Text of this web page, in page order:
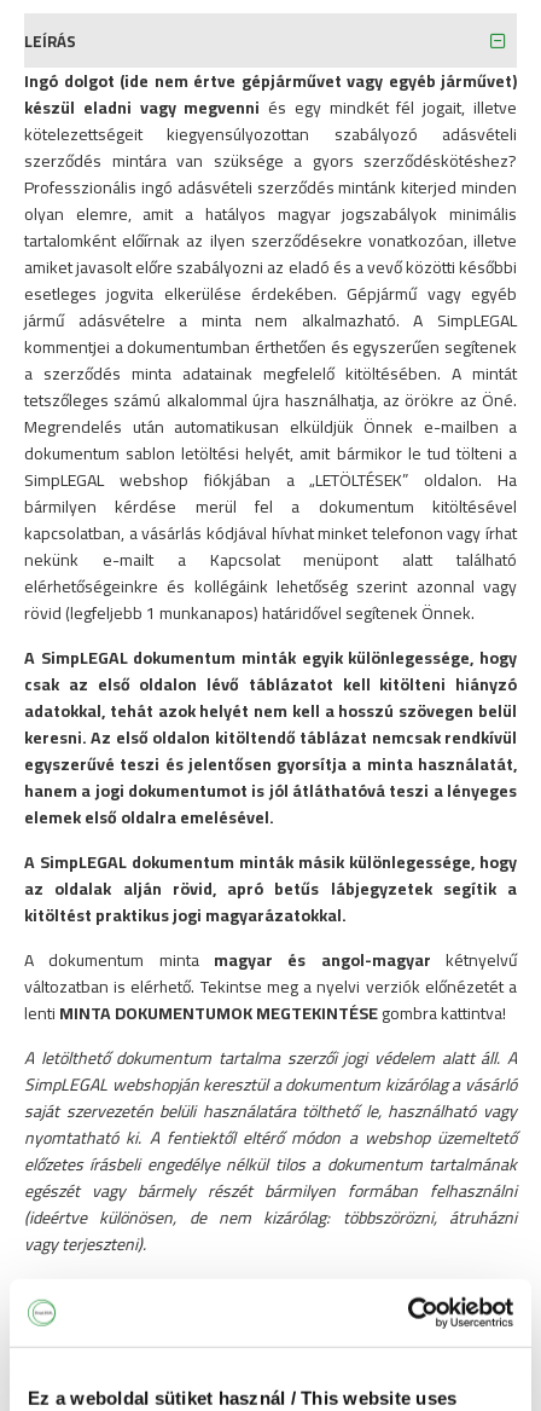
Ez a weboldal sütiket használ / This website uses
LEÍRÁS
Ingó dolgot (ide nem értve gépjárművet vagy egyéb járművet)
készül eladni vagy megvenni és egy mindkét fél jogait, illetve
kötelezettségeit kiegyensúlyozottan szabályozó adásvételi
szerződés mintára van szüksége a gyors szerződéskötéshez?
Professzionális ingó adásvételi szerződés mintánk kiterjed minden
olyan elemre, amit a hatályos magyar jogszabályok minimális
tartalomként előírnak az ilyen szerződésekre vonatkozóan, illetve
amiket javasolt előre szabályozni az eladó és a vevő közötti későbbi
esetleges jogvita elkerülése érdekében. Gépjármű vagy egyéb
jármű adásvételre a minta nem alkalmazható. A SimpLEGAL
kommentjei a dokumentumban érthetően és egyszerűen segítenek
a szerződés minta adatainak megfelelő kitöltésében. A mintát
tetszőleges számú alkalommal újra használhatja, az örökre az Öné.
Megrendelés után automatikusan elküldjük Önnek e-mailben a
dokumentum sablon letöltési helyét, amit bármikor le tud tölteni a
SimpLEGAL webshop fiókjában a „LETÖLTÉSEK” oldalon. Ha
bármilyen kérdése merül fel a dokumentum kitöltésével
kapcsolatban, a vásárlás kódjával hívhat minket telefonon vagy írhat
nekünk e-mailt a Kapcsolat menüpont alatt található
elérhetőségeinkre és kollégáink lehetőség szerint azonnal vagy
rövid (legfeljebb 1 munkanapos) határidővel segítenek Önnek.
A SimpLEGAL dokumentum minták egyik különlegessége, hogy
csak az első oldalon lévő táblázatot kell kitölteni hiányzó
adatokkal, tehát azok helyét nem kell a hosszú szövegen belül
keresni. Az első oldalon kitöltendő táblázat nemcsak rendkívül
egyszerűvé teszi és jelentősen gyorsítja a minta használatát,
hanem a jogi dokumentumot is jól átláthatóvá teszi a lényeges
elemek első oldalra emelésével.
A SimpLEGAL dokumentum minták másik különlegessége, hogy
az oldalak alján rövid, apró betűs lábjegyzetek segítik a
kitöltést praktikus jogi magyarázatokkal.
A dokumentum minta magyar és angol-magyar kétnyelvű
változatban is elérhető. Tekintse meg a nyelvi verziók előnézetét a
lentiMINTA DOKUMENTUMOK MEGTEKINTÉSEgombra kattintva!
A letölthető dokumentum tartalma szerzői jogi védelem alatt áll. A
SimpLEGAL webshopján keresztül a dokumentum kizárólag a vásárló
saját szervezetén belüli használatára tölthető le, használható vagy
nyomtatható ki. A fentiektől eltérő módon a webshop üzemeltető
előzetes írásbeli engedélye nélkül tilos a dokumentum tartalmának
egészét vagy bármely részét bármilyen formában felhasználni
(ideértve különösen, de nem kizárólag: többszörözni, átruházni
vagy terjeszteni).
Címkék: Ingó adásvételi szerződés minta Adásvételi szerződés ingó
dolgokra Ingó adásvételi szerződés tartalma Adásvételi szerződés
ingatlanon kívüli dolgokra Adásvételi szerződés szabályai Adásvételi
formátumban Ingó adásvételi szerződés szabályai Adásvételi